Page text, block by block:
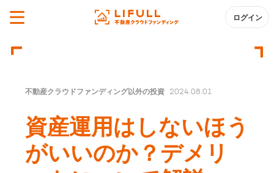
ログイン
不動産クラウドファンディング以外の投資 2024.08.01
資産運用はしないほう
がいいのか？デメリ